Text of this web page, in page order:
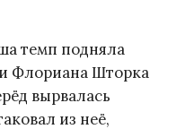
темп подняла
Флориана Шторка
вырвалась
из неё,